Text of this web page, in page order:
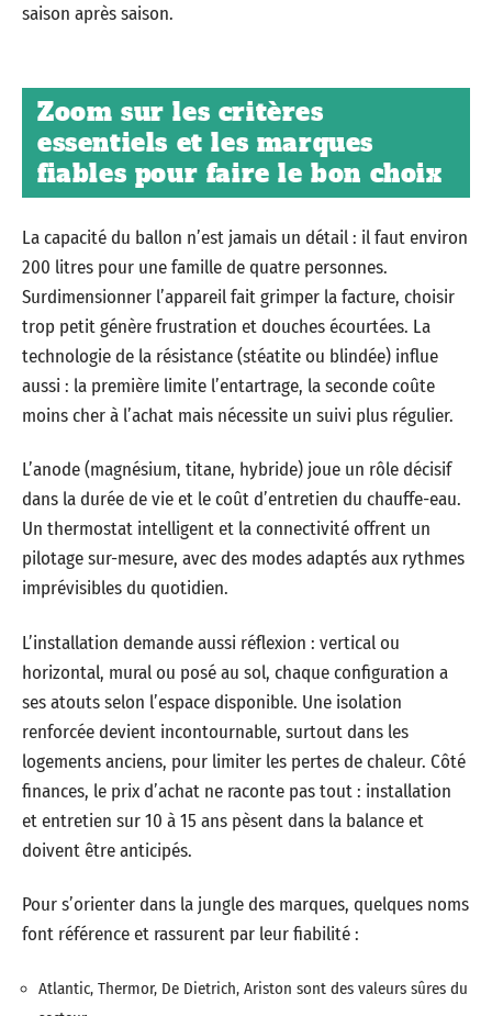
saison après saison.
Zoom sur les critères
essentiels et les marques
fiables pour faire le bon choix
La capacité du ballon n’est jamais un détail : il faut environ
200 litres pour une famille de quatre personnes.
Surdimensionner l’appareil fait grimper la facture, choisir
trop petit génère frustration et douches écourtées. La
technologie de la résistance (stéatite ou blindée) influe
aussi : la première limite l’entartrage, la seconde coûte
moins cher à l’achat mais nécessite un suivi plus régulier.
L’anode (magnésium, titane, hybride) joue un rôle décisif
dans la durée de vie et le coût d’entretien du chauffe-eau.
Un thermostat intelligent et la connectivité offrent un
pilotage sur-mesure, avec des modes adaptés aux rythmes
imprévisibles du quotidien.
L’installation demande aussi réflexion : vertical ou
horizontal, mural ou posé au sol, chaque configuration a
ses atouts selon l’espace disponible. Une isolation
renforcée devient incontournable, surtout dans les
logements anciens, pour limiter les pertes de chaleur. Côté
finances, le prix d’achat ne raconte pas tout : installation
et entretien sur 10 à 15 ans pèsent dans la balance et
doivent être anticipés.
Pour s’orienter dans la jungle des marques, quelques noms
font référence et rassurent par leur fiabilité :
Atlantic, Thermor, De Dietrich, Ariston sont des valeurs sûres du